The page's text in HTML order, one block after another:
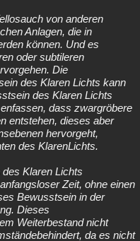
von anderen
Anlagen, die in
können. Und es
oder subtileren
Die
des Klaren Lichts kann
des Klaren Lichts
dass zwargröbere
entstehen, dieses aber
hervorgeht,
des KlarenLichts.
Klaren Lichts
Zeit, ohne einen
Bewusstsein in der
Dieses
Weiterbestand nicht
da es nicht